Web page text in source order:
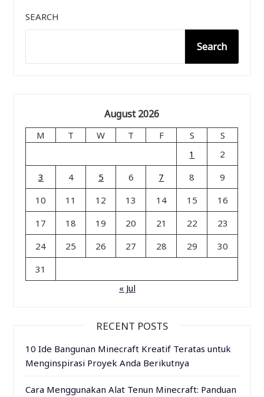
SEARCH
Search
August 2026
M T W T F S
S
1
2
3
4 5 6 7 8
9
10
11 12 13 14 15
16
17
18 19 20 21 22
23
24
25 26 27 28 29
30
31
« Jul
RECENT POSTS
10 Ide Bangunan Minecraft Kreatif Teratas untuk
Menginspirasi Proyek Anda Berikutnya
Cara Menggunakan Alat Tenun Minecraft: Panduan